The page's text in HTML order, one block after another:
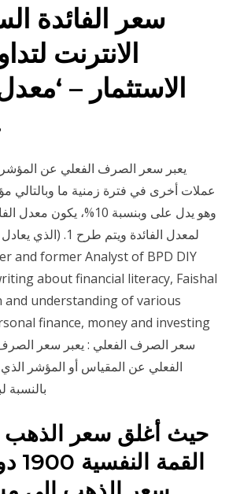
سعر الفائدة
الانترنت
الاستثمار –
يعبر سعر الصرف الفعلي عن
عملات أخرى في فترة زمنية ما
about financial literacy, Faishal
and understanding of various
finance, money and investing
الفعلي عن المقياس أو المؤشر
بالنسبة